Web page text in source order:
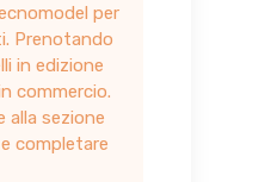
per
Prenotando
in edizione
commercio.
alla sezione
completare